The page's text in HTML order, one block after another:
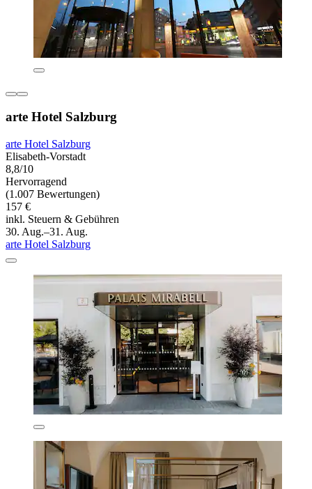
arte Hotel Salzburg
arte Hotel Salzburg
Elisabeth-Vorstadt
8,8/10
Hervorragend
(1.007 Bewertungen)
157 €
inkl. Steuern & Gebühren
30. Aug.–31. Aug.
arte Hotel Salzburg